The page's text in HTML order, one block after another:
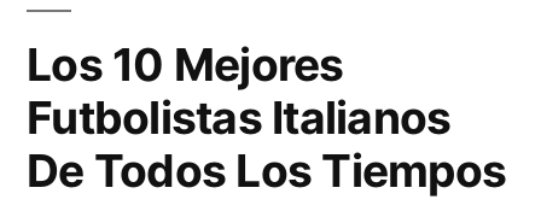
Los 10 Mejores
Futbolistas Italianos
De Todos Los Tiempos